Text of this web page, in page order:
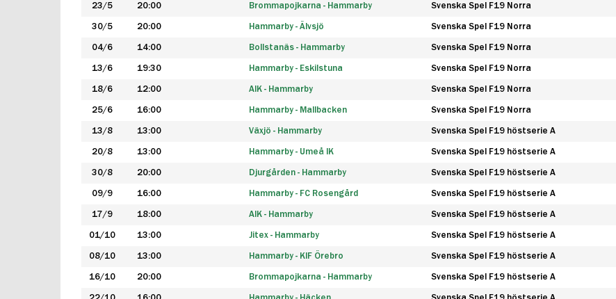
23/5 20:00 Brommapojkarna - Hammarby Svenska Spel F19 Norra
30/5 20:00 Hammarby - Älvsjö Svenska Spel F19 Norra
04/6 14:00 Bollstanäs - Hammarby Svenska Spel F19 Norra
13/6 19:30 Hammarby - Eskilstuna Svenska Spel F19 Norra
18/6 12:00 AIK - Hammarby Svenska Spel F19 Norra
25/6 16:00 Hammarby - Mallbacken Svenska Spel F19 Norra
13/8 13:00 Växjö - Hammarby Svenska Spel F19 höstserie A
20/8 13:00 Hammarby - Umeå IK Svenska Spel F19 höstserie A
30/8 20:00 Djurgården - Hammarby Svenska Spel F19 höstserie A
09/9 16:00 Hammarby - FC Rosengård Svenska Spel F19 höstserie A
17/9 18:00 AIK - Hammarby Svenska Spel F19 höstserie A
01/10 13:00 Jitex - Hammarby Svenska Spel F19 höstserie A
08/10 13:00 Hammarby - KIF Örebro Svenska Spel F19 höstserie A
16/10 20:00 Brommapojkarna - Hammarby Svenska Spel F19 höstserie A